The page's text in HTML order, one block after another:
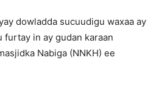
dowladda sucuudigu waxaa ay
furtay in ay gudan karaan
Nabiga (NNKH) ee